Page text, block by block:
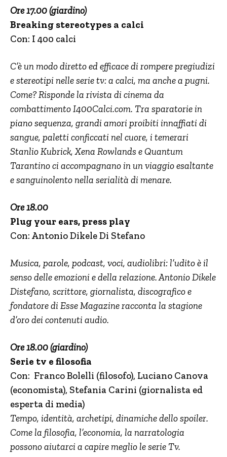
Ore 17.00 (giardino)
Breaking stereotypes a calci
Con: I 400 calci
C’è un modo diretto ed efficace di rompere pregiudizi
e stereotipi nelle serie tv: a calci, ma anche a pugni.
Come? Risponde la rivista di cinema da
combattimento I400Calci.com. Tra sparatorie in
piano sequenza, grandi amori proibiti innaffiati di
sangue, paletti conficcati nel cuore, i temerari
Stanlio Kubrick, Xena Rowlands e Quantum
Tarantino ci accompagnano in un viaggio esaltante
e sanguinolento nella serialità di menare.
Ore 18.00
Plug your ears, press play
Con: Antonio Dikele Di Stefano
Musica, parole, podcast, voci, audiolibri: l’udito è il
senso delle emozioni e della relazione. Antonio Dikele
Distefano, scrittore, giornalista, discografico e
fondatore di Esse Magazine racconta la stagione
d’oro dei contenuti audio.
Ore 18.00 (giardino)
Serie tv e filosofia
Con: Franco Bolelli (filosofo), Luciano Canova
(economista), Stefania Carini (giornalista ed
esperta di media)
Tempo, identità, archetipi, dinamiche dello spoiler.
Come la filosofia, l’economia, la narratologia
possono aiutarci a capire meglio le serie Tv.